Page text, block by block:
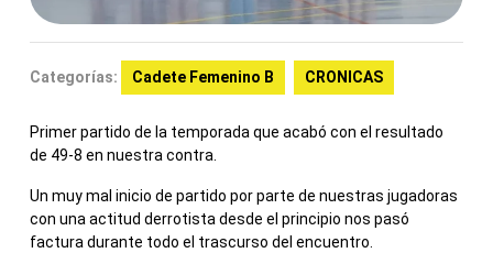
Categorías: Cadete Femenino B CRONICAS
Primer partido de la temporada que acabó con el resultado
de 49-8 en nuestra contra.
Un muy mal inicio de partido por parte de nuestras jugadoras
con una actitud derrotista desde el principio nos pasó
factura durante todo el trascurso del encuentro.